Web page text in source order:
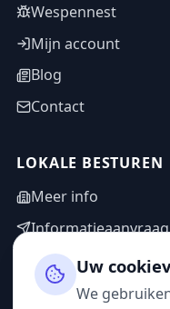
Wespennest
Mijn account
Blog
Contact
LOKALE BESTUREN
Meer info
Informatieaanvraag
Adminzone
Uw
We